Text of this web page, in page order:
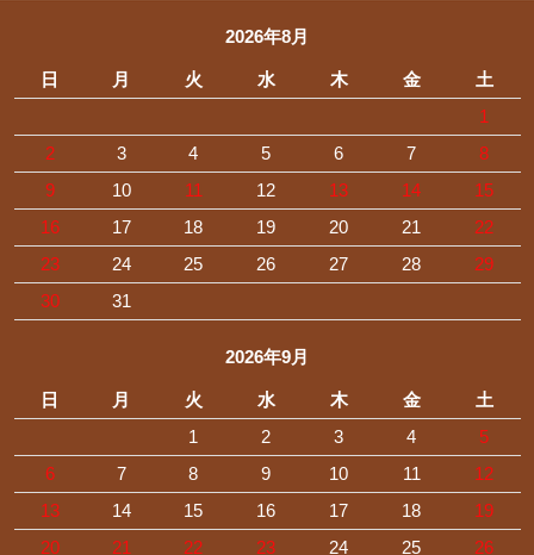
2026年8月
日 月 火 水 木 金
土
1
2
3 4 5 6 7
8
9
10 11 12 13 14
15
16
17 18 19 20 21
22
23
24 25 26 27 28
29
30
31
2026年9月
日 月 火 水 木 金
土
1
2 3 4
5
6
7 8 9 10 11
12
13
14 15 16 17 18
19
20
21 22 23 24 25
26